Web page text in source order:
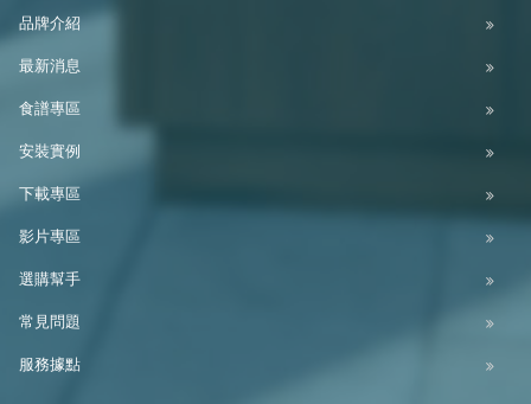
品牌介紹
最新消息
食譜專區
安裝實例
下載專區
影片專區
選購幫手
常見問題
服務據點